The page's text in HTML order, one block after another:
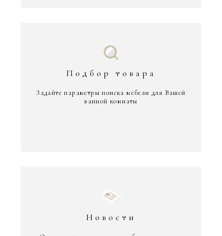
Подбор товара
Задайте параметры поиска мебели для Вашей
ванной комнаты
Новости